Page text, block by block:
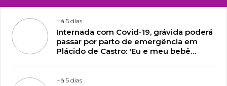
Há 5 dias
Internada com Covid-19, grávida poderá
passar por parto de emergência em
Plácido de Castro: 'Eu e meu bebê
Há 5 dias